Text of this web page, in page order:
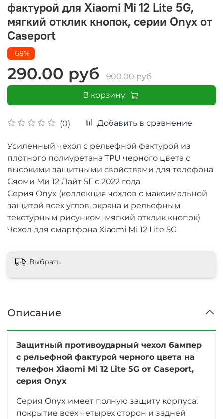
фактурой для Xiaomi Mi 12 Lite 5G,
мягкий отклик кнопок, серии Onyx от
Caseport
(0) Добавить в сравнение
-68%
290.00 руб
900.00 руб
В корзину
Усиленный чехол с рельефной фактурой из
плотного полиуретана TPU черного цвета с
высокими защитными свойствами для телефона
Сяоми Ми 12 Лайт 5Г с 2022 года
Серия Onyx (коллекция чехлов с максимальной
защитой всех углов, экрана и рельефным
текстурным рисунком, мягкий отклик кнопок)
Чехол для смартфона Xiaomi Mi 12 Lite 5G
Выбрать
Описание
Защитный противоударный чехол бампер
с рельефной фактурой черного цвета на
телефон Xiaomi Mi 12 Lite 5G от Caseport,
серия Onyx
Серия Onyx имеет полную защиту корпуса:
покрытие всех четырех сторон и задней